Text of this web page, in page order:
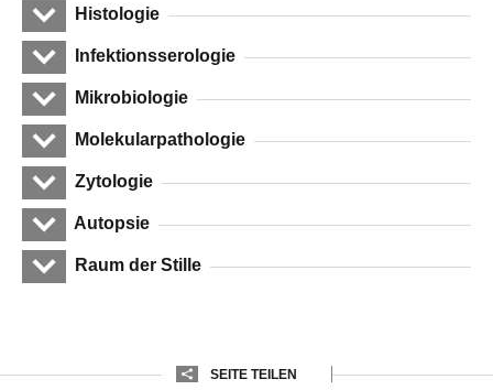
Histologie
Infektionsserologie
Mikrobiologie
Molekularpathologie
Zytologie
Autopsie
Raum der Stille
SEITE TEILEN